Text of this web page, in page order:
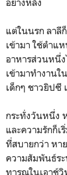
แต่ในนรก ลาลี
เข้ามา ใช้ตำแ
อาหารส่วนหนึ่
เข้ามาทำงานใ
เด็กๆ ชาวยิปซี
กระทั่งวันหนึ่ง
และความรักก็
ที่สบายกว่า หา
ความสัมพันธ์ร
ทารุณในเอาช์